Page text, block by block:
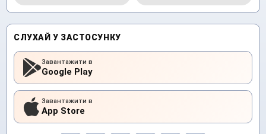
СЛУХАЙ У ЗАСТОСУНКУ
Завантажити в
Google Play
Завантажити в
App Store